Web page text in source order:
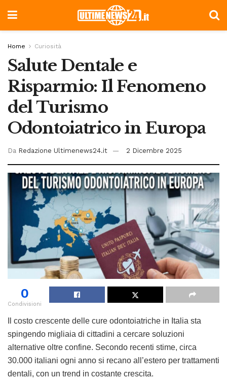
Home Curiosità
Salute Dentale e
Risparmio: Il Fenomeno
del Turismo
Odontoiatrico in Europa
Da Redazione Ultimenews24.it 2 Dicembre 2025
0
Condivisioni
Il costo crescente delle cure odontoiatriche in Italia sta
spingendo migliaia di cittadini a cercare soluzioni
alternative oltre confine. Secondo recenti stime, circa
30.000 italiani ogni anno si recano all’estero per trattamenti
dentali, con un trend in costante crescita.